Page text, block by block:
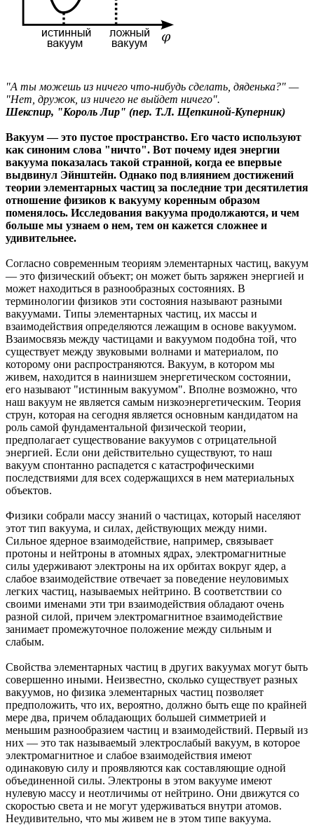
"А ты можешь из ничего что-нибудь сделать, дяденька?" —
"Нет, дружок, из ничего не выйдет ничего".
Шекспир, "Король Лир" (пер. Т.Л. Щепкиной-Куперник)
Вакуум — это пустое пространство. Его часто используют
как синоним слова "ничто". Вот почему идея энергии
вакуума показалась такой странной, когда ее впервые
выдвинул Эйнштейн. Однако под влиянием достижений
теории элементарных частиц за последние три десятилетия
отношение физиков к вакууму коренным образом
поменялось. Исследования вакуума продолжаются, и чем
больше мы узнаем о нем, тем он кажется сложнее и
удивительнее.
Согласно современным теориям элементарных частиц, вакуум
— это физический объект; он может быть заряжен энергией и
может находиться в разнообразных состояниях. В
терминологии физиков эти состояния называют разными
вакуумами. Типы элементарных частиц, их массы и
взаимодействия определяются лежащим в основе вакуумом.
Взаимосвязь между частицами и вакуумом подобна той, что
существует между звуковыми волнами и материалом, по
которому они распространяются. Вакуум, в котором мы
живем, находится в наинизшем энергетическом состоянии,
его называют "истинным вакуумом". Вполне возможно, что
наш вакуум не является самым низкоэнергетическим. Теория
струн, которая на сегодня является основным кандидатом на
роль самой фундаментальной физической теории,
предполагает существование вакуумов с отрицательной
энергией. Если они действительно существуют, то наш
вакуум спонтанно распадется с катастрофическими
последствиями для всех содержащихся в нем материальных
объектов.
Физики собрали массу знаний о частицах, который населяют
этот тип вакуума, и силах, действующих между ними.
Сильное ядерное взаимодействие, например, связывает
протоны и нейтроны в атомных ядрах, электромагнитные
силы удерживают электроны на их орбитах вокруг ядер, а
слабое взаимодействие отвечает за поведение неуловимых
легких частиц, называемых нейтрино. В соответствии со
своими именами эти три взаимодействия обладают очень
разной силой, причем электромагнитное взаимодействие
занимает промежуточное положение между сильным и
слабым.
Свойства элементарных частиц в других вакуумах могут быть
совершенно иными. Неизвестно, сколько существует разных
вакуумов, но физика элементарных частиц позволяет
предположить, что их, вероятно, должно быть еще по крайней
мере два, причем обладающих большей симметрией и
меньшим разнообразием частиц и взаимодействий. Первый из
них — это так называемый электрослабый вакуум, в которое
электромагнитное и слабое взаимодействия имеют
одинаковую силу и проявляются как составляющие одной
объединенной силы. Электроны в этом вакууме имеют
нулевую массу и неотличимы от нейтрино. Они движутся со
скоростью света и не могут удерживаться внутри атомов.
Неудивительно, что мы живем не в этом типе вакуума.